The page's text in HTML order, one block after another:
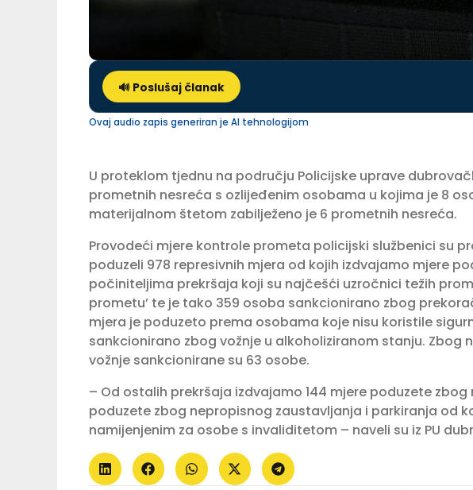
🔊 Poslušaj članak
Ovaj audio zapis generiran je AI tehnologijom
U proteklom tjednu na području Policijske uprave
prometnih nesreća s ozlijeđenim osobama u kojima je 8
materijalnom štetom zabilježeno je 6 prometnih nesreća.
Provodeći mjere kontrole prometa policijski službenici su
poduzeli 978 represivnih mjera od kojih izdvajamo mjere
počiniteljima prekršaja koji su najčešći uzročnici težih
prometu’ te je tako 359 osoba sankcionirano zbog
mjera je poduzeto prema osobama koje nisu koristile
sankcionirano zbog vožnje u alkoholiziranom stanju.
vožnje sankcionirane su 63 osobe.
– Od ostalih prekršaja izdvajamo 144 mjere poduzete
poduzete zbog nepropisnog zaustavljanja i parkiranja od
namijenjenim za osobe s invaliditetom – naveli su iz PU